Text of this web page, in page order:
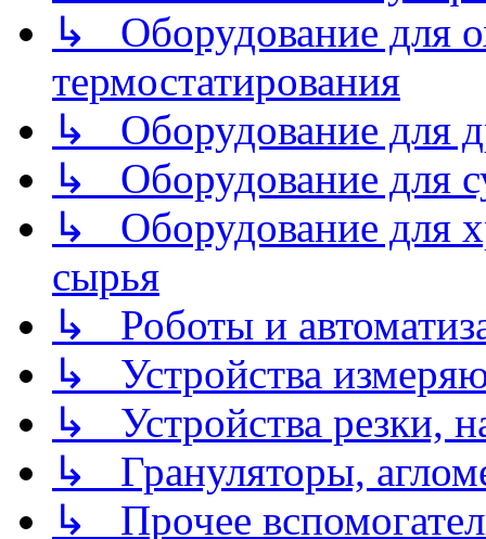
↳ Оборудование для
термостатирования
↳ Оборудование для
↳ Оборудование для
↳ Оборудование для
сырья
↳ Роботы и
↳ Устройства
↳ Устройства резки,
↳ Грануляторы,
↳ Прочее